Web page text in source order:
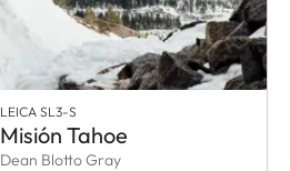
LEICA SL3-S
Misión Tahoe
Dean Blotto Gray